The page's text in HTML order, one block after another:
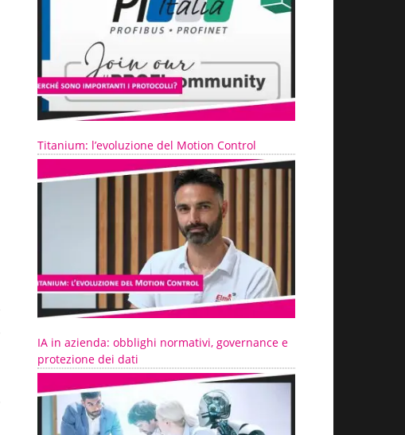
Titanium: l’evoluzione del Motion Control
IA in azienda: obblighi normativi, governance e
protezione dei dati